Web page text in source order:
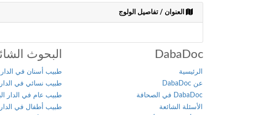
العنوان / تفاصيل الولوج
DabaDoc
الرئيسية
عن DabaDoc
DabaDoc في الصحافة
الأسئلة الشائعة
البحوث
طبيب أسنان في الدار
طبيب نسائي في الدار
طبيب عام في الدار
طبيب أطفال في الدار